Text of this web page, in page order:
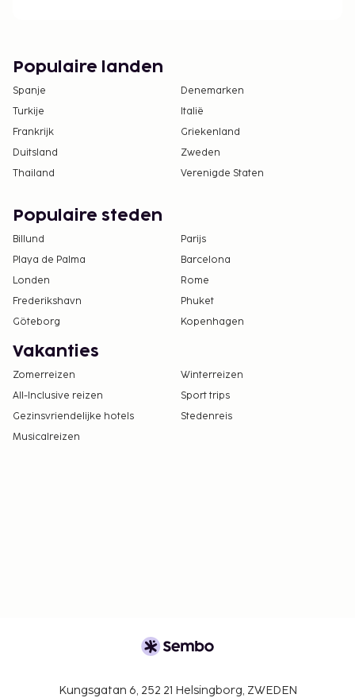
Populaire landen
Spanje
Denemarken
Turkije
Italië
Frankrijk
Griekenland
Duitsland
Zweden
Thailand
Verenigde Staten
Populaire steden
Billund
Parijs
Playa de Palma
Barcelona
Londen
Rome
Frederikshavn
Phuket
Göteborg
Kopenhagen
Vakanties
Zomerreizen
Winterreizen
All-Inclusive reizen
Sport trips
Gezinsvriendelijke hotels
Stedenreis
Musicalreizen
Kungsgatan 6, 252 21 Helsingborg, ZWEDEN